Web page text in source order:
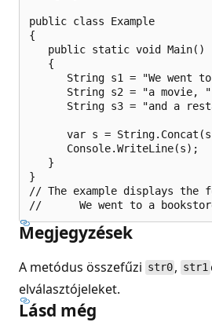
public class Example
{
   public static void Main()
   {
String s1 = "We went
String s2 = "a movie,
String s3 = "and a
var s =
      Console.WriteLine(s);
   }
}
// The example displays the
Megjegyzések
A metódus összefűzi str0 , str1
elválasztójeleket.
Lásd még